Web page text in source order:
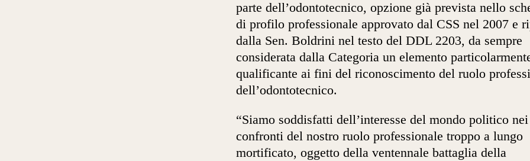
parte dell’odontotecnico, opzione già prevista nello
di profilo professionale approvato dal CSS nel 2007 e
dalla Sen. Boldrini nel testo del DDL 2203, da sempre
considerata dalla Categoria un elemento
qualificante ai fini del riconoscimento del ruolo
dell’odontotecnico.
“Siamo soddisfatti dell’interesse del mondo politico nei
confronti del nostro ruolo professionale troppo a lungo
mortificato, oggetto della ventennale battaglia della